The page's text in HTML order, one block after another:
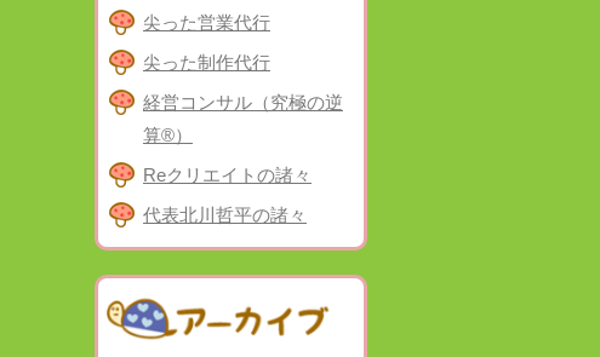
尖った営業代行
尖った制作代行
経営コンサル（究極の逆
算®）
Reクリエイトの諸々
代表北川哲平の諸々